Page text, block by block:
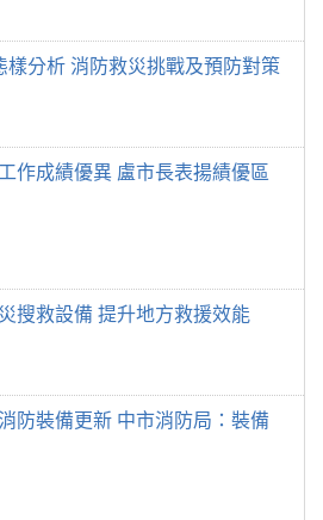
樣分析 消防救災挑戰及預防對策
作成績優異 盧市長表揚績優區
搜救設備 提升地方救援效能
防裝備更新 中市消防局：裝備